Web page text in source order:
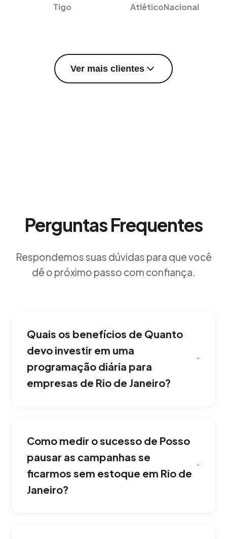
Tigo AtléticoNacional
Ver mais clientes
Perguntas Frequentes
Respondemos suas dúvidas para que você
dê o próximo passo com confiança.
Quais os benefícios de Quanto
devo investir em uma
programação diária para
empresas de Rio de Janeiro?
mas sempre começamos com um
investimento piloto conservador para testar
as conversões antes de escalar
agressivamente. Com resultados reais para o
mercado de Rio de Janeiro.
Como medir o sucesso de Posso
pausar as campanhas se
ficarmos sem estoque em Rio de
Janeiro?